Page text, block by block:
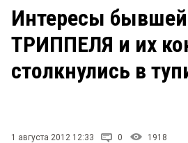
ЗАКОН
Интересы
ТРИППЕЛЯ и их
столкнулись в
1 августа 2012 12:33 0 1918